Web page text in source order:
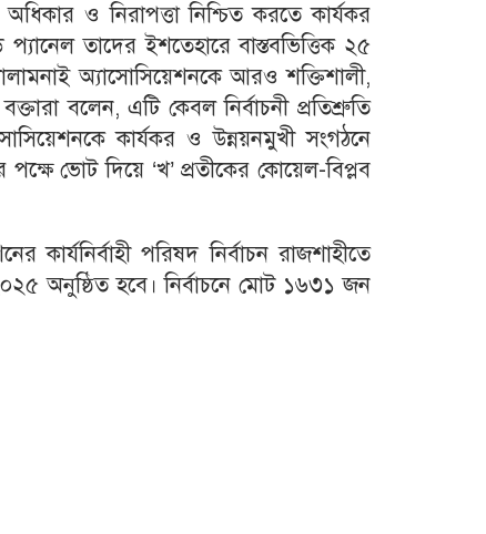
অধিকার ও নিরাপত্তা নিশ্চিত করতে কার্যকর
তাদের ইশতেহারে বাস্তবভিত্তিক ২৫
অ্যাসোসিয়েশনকে আরও শক্তিশালী,
বলেন, এটি কেবল নির্বাচনী প্রতিশ্রুতি
কার্যকর ও উন্নয়নমুখী সংগঠনে
ভোট দিয়ে ‘খ’ প্রতীকের কোয়েল-বিপ্লব
পরিষদ নির্বাচন রাজশাহীতে
অনুষ্ঠিত হবে। নির্বাচনে মোট ১৬৩১ জন